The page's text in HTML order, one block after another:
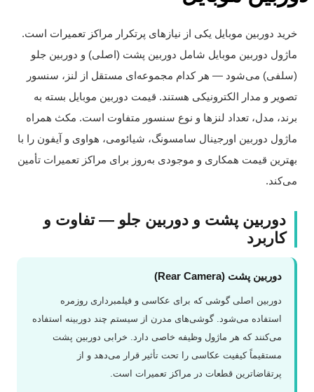
دوربین موبایل یکی از نیازهای پرتکرار مراکز تعمیرات است.
دوربین موبایل شامل دوربین پشت (اصلی) و دوربین جلو
می‌شود — هر کدام مجموعه‌ای مستقل از لنز، سنسور
و مدار الکترونیکی هستند. قیمت دوربین موبایل بسته به
مدل، تعداد لنزها و نوع سنسور متفاوت است. مکث همراه
دوربین اورجینال سامسونگ، شیائومی، هواوی و آیفون را با
قیمت همکاری و موجودی به‌روز برای مراکز تعمیرات تأمین
دوربین پشت و دوربین جلو — تفاوت و
کاربرد
دوربین پشت (Rear Camera)
دوربین اصلی گوشی که برای عکاسی و فیلمبرداری روزمره
استفاده می‌شود. گوشی‌های مدرن از سیستم چند دوربینه استفاده
می‌کنند که هر ماژول وظیفه خاصی دارد. خرابی دوربین پشت
مستقیماً کیفیت عکاسی را تحت تأثیر قرار می‌دهد و از
پرتقاضاترین قطعات در مراکز تعمیرات است.